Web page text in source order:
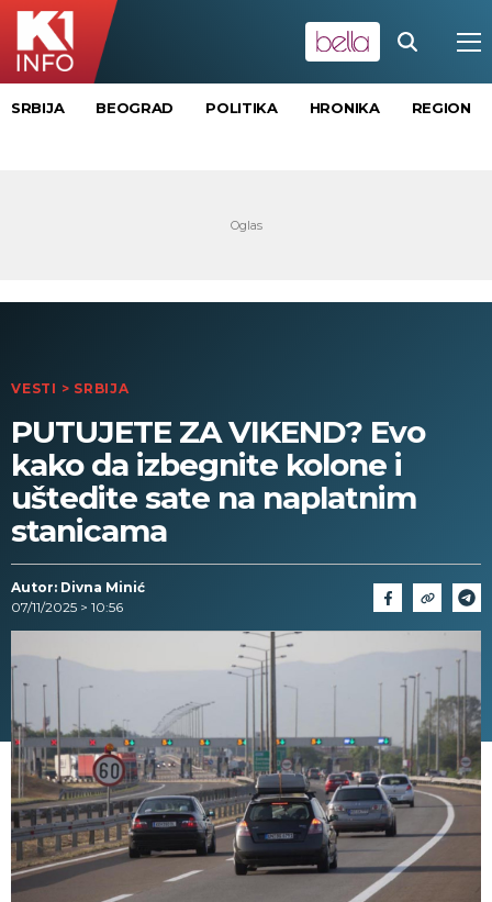
SRBIJA BEOGRAD POLITIKA HRONIKA REGION
VESTI > SRBIJA
PUTUJETE ZA VIKEND? Evo
kako da izbegnite kolone i
uštedite sate na naplatnim
stanicama
Autor: Divna Minić
07/11/2025 > 10:56